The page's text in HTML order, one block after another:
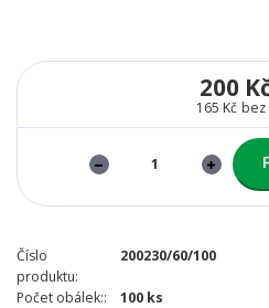
200
165 Kč bez
Číslo
produktu:
200230/60/100
Počet obálek:: 100 ks